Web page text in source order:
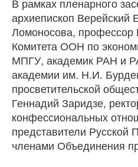
архиепископ
Ломоносова,
Комитета ООН по
МПГУ, академик РАН и
академии им. Н.И.
просветительской
Геннадий Заридзе,
конфессиональных
представители
членами Объединения